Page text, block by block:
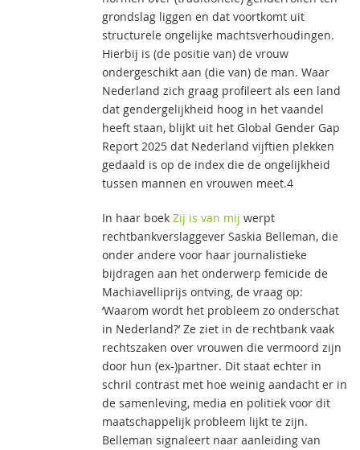
grondslag liggen en dat voortkomt uit
structurele ongelijke machtsverhoudingen.
Hierbij is (de positie van) de vrouw
ondergeschikt aan (die van) de man. Waar
Nederland zich graag profileert als een land
dat gendergelijkheid hoog in het vaandel
heeft staan, blijkt uit het Global Gender Gap
Report 2025 dat Nederland vijftien plekken
gedaald is op de index die de ongelijkheid
tussen mannen en vrouwen meet.4
In haar boek Zij is van mij werpt
rechtbankverslaggever Saskia Belleman, die
onder andere voor haar journalistieke
bijdragen aan het onderwerp femicide de
Machiavelliprijs ontving, de vraag op:
‘Waarom wordt het probleem zo onderschat
in Nederland?’ Ze ziet in de rechtbank vaak
rechtszaken over vrouwen die vermoord zijn
door hun (ex-)partner. Dit staat echter in
schril contrast met hoe weinig aandacht er in
de samenleving, media en politiek voor dit
maatschappelijk probleem lijkt te zijn.
Belleman signaleert naar aanleiding van